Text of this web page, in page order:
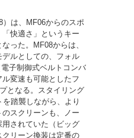
は、MF06からのスポ
快適さ」というキー
った。MF08からは、
ルとしての、フォル
子制御式ベルトコンバ
変速も可能としたフ
となる。スタイリング
踏襲しながら、より
スクリーンも、ノー
されていた（ビッグ
リーン換装は定番の